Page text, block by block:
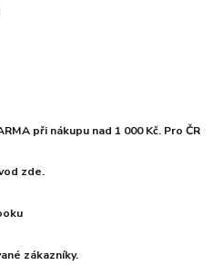
při nákupu nad 1 000 Kč. Pro ČR
zde.
zákazníky.